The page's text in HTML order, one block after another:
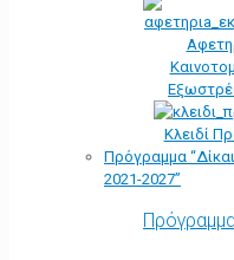
Κλειδί
Πρόγραμμα
2021-2027”